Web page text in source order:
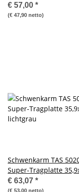
€ 57,00 *
(€ 47,90 netto)
Schwenkarm TAS
Super-Tragplatte
lichtgrau
€ 63,07 *
(€ 53,00 netto)